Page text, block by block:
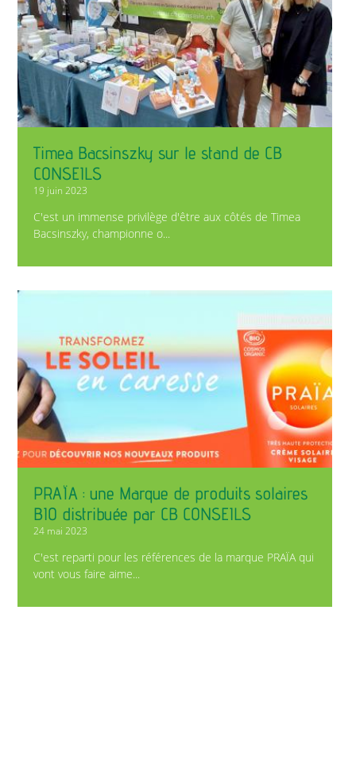
Timea Bacsinszky sur le stand de CB
CONSEILS
19 juin 2023
C'est un immense privilège d'être aux côtés de Timea
Bacsinszky, championne o...
PRAÏA : une Marque de produits solaires
BIO distribuée par CB CONSEILS
24 mai 2023
C'est reparti pour les références de la marque PRAÏA qui
vont vous faire aime...